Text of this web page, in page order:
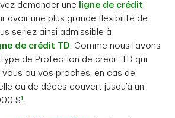
demander une
ligne de crédit
avoir une plus grande flexibilité de
seriez ainsi admissible à
de crédit TD. Comme nous l’avons
type de Protection de crédit TD qui
ou vos proches, en cas de
ou de décès couvert jusqu’à un
$1 .